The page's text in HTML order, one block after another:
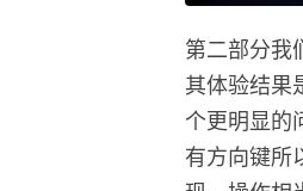
第二部分我
其体验结果
个更明显的
有方向键所